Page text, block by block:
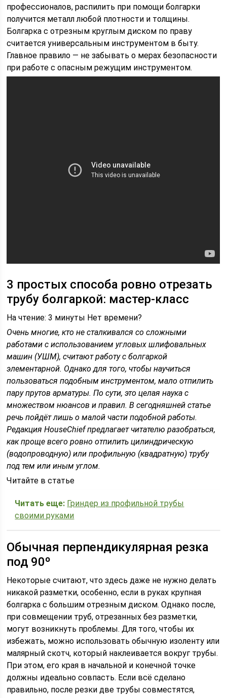
профессионалов, распилить при помощи болгарки
получится металл любой плотности и толщины.
Болгарка с отрезным круглым диском по праву
считается универсальным инструментом в быту.
Главное правило — не забывать о мерах безопасности
при работе с опасным режущим инструментом.
3 простых способа ровно отрезать
трубу болгаркой: мастер-класс
На чтение: 3 минуты Нет времени?
Очень многие, кто не сталкивался со сложными
работами с использованием угловых шлифовальных
машин (УШМ), считают работу с болгаркой
элементарной. Однако для того, чтобы научиться
пользоваться подобным инструментом, мало отпилить
пару прутов арматуры. По сути, это целая наука с
множеством нюансов и правил. В сегодняшней статье
речь пойдёт лишь о малой части подобной работы.
Редакция HouseChief предлагает читателю разобраться,
как проще всего ровно отпилить цилиндрическую
(водопроводную) или профильную (квадратную) трубу
под тем или иным углом.
Читайте в статье
Читать еще: Гриндер из профильной трубы
своими руками
Обычная перпендикулярная резка
под 90º
Некоторые считают, что здесь даже не нужно делать
никакой разметки, особенно, если в руках крупная
болгарка с большим отрезным диском. Однако после,
при совмещении труб, отрезанных без разметки,
могут возникнуть проблемы. Для того, чтобы их
избежать, можно использовать обычную изоленту или
малярный скотч, который наклеивается вокруг трубы.
При этом, его края в начальной и конечной точке
должны идеально совпасть. Если всё сделано
правильно, после резки две трубы совместятся,